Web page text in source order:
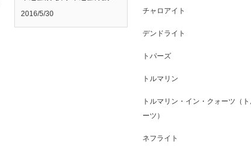
2016/5/30 チャロアイト
デンドライト
トパーズ
トルマリン
トルマリン・イン・クォーツ（
ーツ）
ネフライト